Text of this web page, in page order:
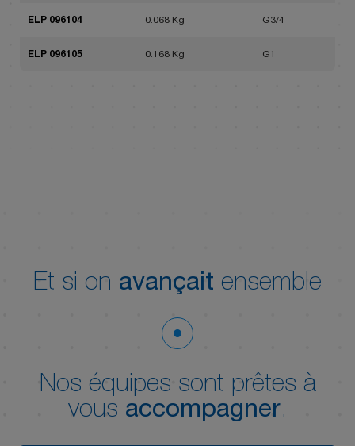
ELP 096104 0.068 Kg G3/4
ELP 096105 0.168 Kg G1
Et si on avançait ensemble
Nos équipes sont prêtes à
vous accompagner.